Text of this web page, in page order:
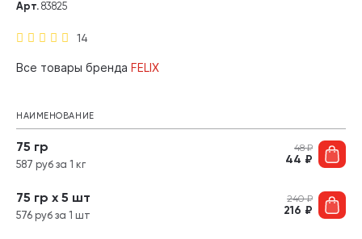
14
Арт. 83825
Все товары бренда FELIX
НАИМЕНОВАНИЕ
75 гр
587 руб за 1 кг
48₽
44 ₽
75 гр х 5 шт
576 руб за 1 шт
240₽
216 ₽